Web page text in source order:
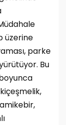
üzerine
parke
Bu